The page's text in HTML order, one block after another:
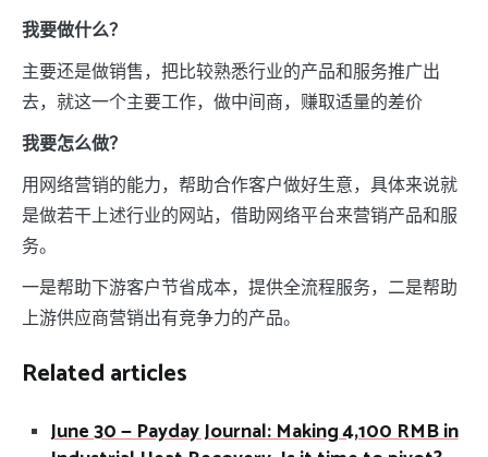
我要做什么？
主要还是做销售，把比较熟悉行业的产品和服务推广出
去，就这一个主要工作，做中间商，赚取适量的差价
我要怎么做？
用网络营销的能力，帮助合作客户做好生意，具体来说就
是做若干上述行业的网站，借助网络平台来营销产品和服
务。
一是帮助下游客户节省成本，提供全流程服务，二是帮助
上游供应商营销出有竞争力的产品。
Related articles
June 30 — Payday Journal: Making 4,100 RMB in